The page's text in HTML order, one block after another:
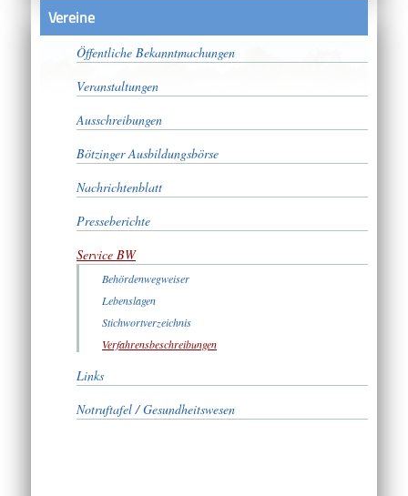
VereineSatzungen
Öffentliche Bekanntmachungen
Veranstaltungen
Ausschreibungen
Bötzinger Ausbildungsbörse
Nachrichtenblatt
Presseberichte
Service BW
Behördenwegweiser
Lebenslagen
Stichwortverzeichnis
Verfahrensbeschreibungen
Links
Notruftafel / Gesundheitswesen